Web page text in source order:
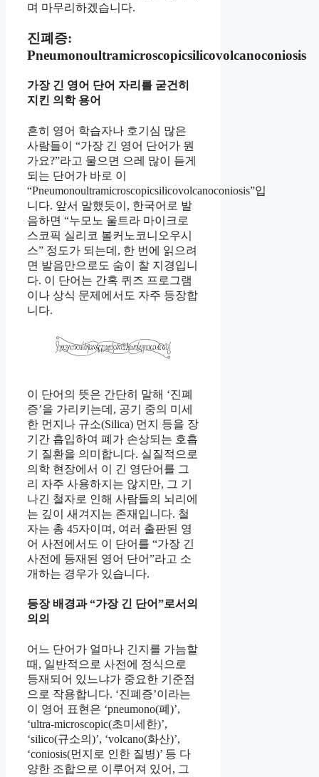
며 마무리하겠습니다.
진폐증:
Pneumonoultramicroscopicsilicovolcanoconiosis
가장 긴 영어 단어 자리를 굳건히
지킨 의학 용어
흔히 영어 학습자나 호기심 많은
사람들이 “가장 긴 영어 단어가 뭔
가요?”라고 물으면 으레 많이 듣게
되는 단어가 바로 이
“Pneumonoultramicroscopicsilicovolcanoconiosis”입
니다. 앞서 말했듯이, 한국어로 발
음하면 “누모노 울트라 마이크로
스코픽 실리코 볼커노코니오우시
스” 정도가 되는데, 한 번에 읽으려
면 발음만으로도 숨이 찰 지경입니
다. 이 단어는 간혹 퀴즈 프로그램
이나 상식 문제에서도 자주 등장합
니다.
이 단어의 뜻은 간단히 말해 ‘진폐
증’을 가리키는데, 공기 중의 미세
한 먼지나 규소(Silica) 먼지 등을 장
기간 흡입하여 폐가 손상되는 호흡
기 질환을 의미합니다. 실질적으로
의학 현장에서 이 긴 영단어를 그
리 자주 사용하지는 않지만, 그 기
나긴 철자로 인해 사람들의 뇌리에
는 깊이 새겨지는 존재입니다. 철
자는 총 45자이며, 여러 출판된 영
어 사전에서도 이 단어를 “가장 긴
사전에 등재된 영어 단어”라고 소
개하는 경우가 있습니다.
등장 배경과 “가장 긴 단어”로서의
의의
어느 단어가 얼마나 긴지를 가늠할
때, 일반적으로 사전에 정식으로
등재되어 있느냐가 중요한 기준점
으로 작용합니다. ‘진폐증’이라는
이 영어 표현은 ‘pneumono(폐)’,
‘ultra-microscopic(초미세한)’,
‘silico(규소의)’, ‘volcano(화산)’,
‘coniosis(먼지로 인한 질병)’ 등 다
양한 조합으로 이루어져 있어, 그